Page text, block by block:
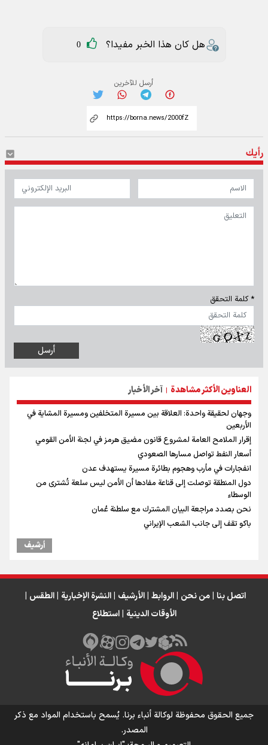
هل كان هذا الخبر مفيدا؟ 0
أرسل للآخرين
رأيك
* كلمة التحقق
العناوين الأكثر مشاهدة | آخر الأخبار
وجهان لحقيقة واحدة: العلاقة بين مسيرة المتخلفين ومسيرة المشاية في
الأربعين
إقرار الملامح العامة لمشروع قانون مضيق هرمز في لجنة الأمن القومي
أسعار النفط تواصل مسارها الصعودي
انفجارات في مأرب وهجوم بطائرة مسيرة يستهدف عدن
دول المنطقة توصلت إلى قناعة مفادها أن الأمن ليس سلعة تُشترى من
الوسطاء
نحن بصدد مراجعة البيان المشترك مع سلطنة عُمان
باكو تقف إلى جانب الشعب الإيراني
أرشیف
اتصل بنا من نحن الروابط الأرشيف النشرة الإخبارية الطقس
الأوقات الدينية استطلاع
جميع الحقوق محفوظة لوكالة أنباء برنا. يُسمح باستخدام المواد مع ذكر
المصدر.